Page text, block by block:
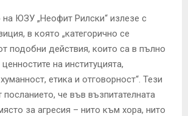
ЮЗУ „Неофит Рилски“ излезе с
в която „категорично се
подобни действия, които са в пълно
на институцията,
етика и отговорност“. Тези
че във възпитателната
за агресия – нито към хора, нито